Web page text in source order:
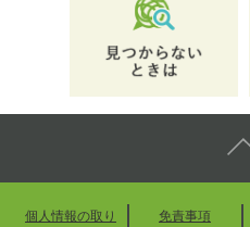
個人情報の取り
免責事項